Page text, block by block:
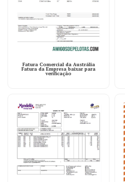
Fatura Comercial da Austrália
Fatura da Empresa baixar para
verificação